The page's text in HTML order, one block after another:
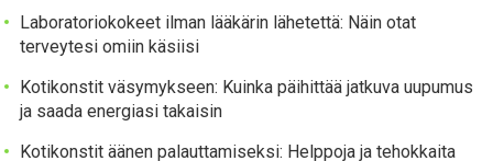
Laboratoriokokeet ilman lääkärin lähetettä: Näin otat
terveytesi omiin käsiisi
Kotikonstit väsymykseen: Kuinka päihittää jatkuva uupumus
ja saada energiasi takaisin
Kotikonstit äänen palauttamiseksi: Helppoja ja tehokkaita